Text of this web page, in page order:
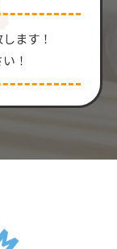
ます！
！